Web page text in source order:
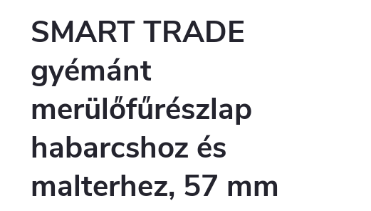
SMART TRADE
gyémánt
merülőfűrészlap
habarcshoz és
malterhez, 57 mm